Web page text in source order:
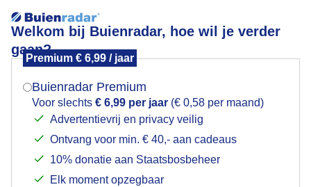
Welkom bij Buienradar, hoe wil je verder
gaan?
Premium € 6,99 / jaar
Buienradar Premium
Voor slechts € 6,99 per jaar (€ 0,58 per maand)
Advertentievrij en privacy veilig
Ontvang voor min. € 40,- aan cadeaus
10% donatie aan Staatsbosbeheer
Elk moment opzegbaar
Snikhete dag verkoeling aan strand
Mogen we je locatie gebruiken voor het
Indien je hier nog geen akkoord op hebt gegeven,
verschijnt er zo een pop-up uit je browser waarin